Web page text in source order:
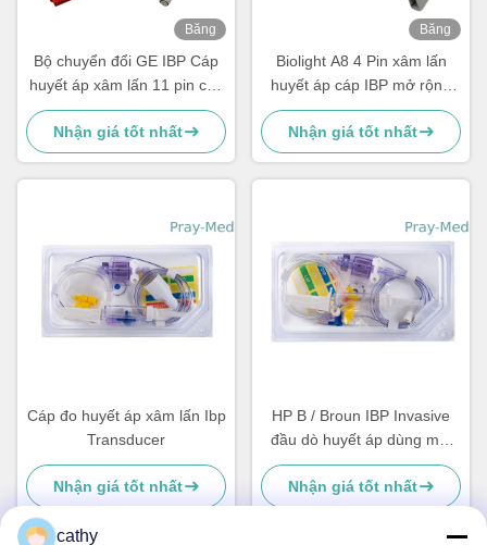
Băng
Bộ chuyển đổi GE IBP Cáp
huyết áp xâm lấn 11 pin cho
Dash 2500 2000 5000 4000
Nhận giá tốt nhất
Băng
hình
Biolight A8 4 Pin xâm lấn
huyết áp cáp IBP mở rộng
2.7m chiều dài
Nhận giá tốt nhất
Cáp đo huyết áp xâm lấn Ibp
Transducer
Nhận giá tốt nhất
HP B / Broun IBP Invasive
đầu dò huyết áp dùng một
lần Chất liệu TPU
Nhận giá tốt nhất
cathy